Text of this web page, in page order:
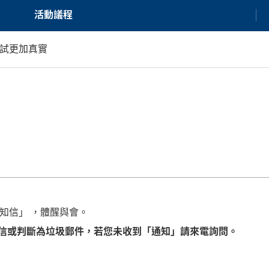
活動議程
更加真實
信」 ，體醒與會。
判斷為垃圾郵件，若您未收到「通知」請來電詢問。